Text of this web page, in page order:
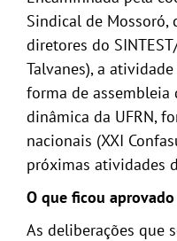
Sindical de
diretores do
Talvanes), a
forma de assembleia
dinâmica da UFRN,
nacionais (XXI
próximas atividades
O que ficou aprovado
As deliberações que